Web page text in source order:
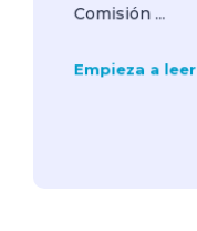
Comisión ...
Empieza a leer